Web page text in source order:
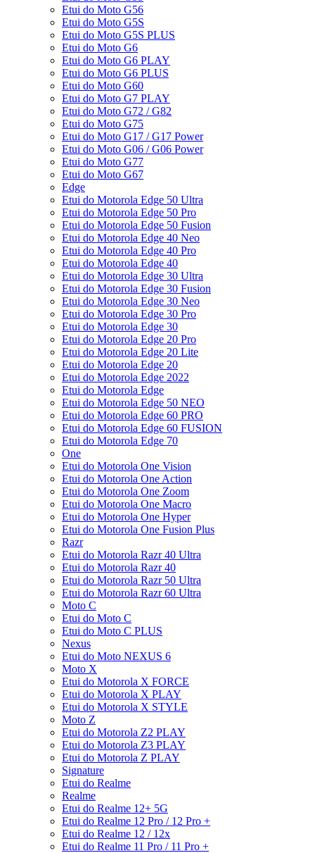
Etui do Moto G56
Etui do Moto G5S
Etui do Moto G5S PLUS
Etui do Moto G6
Etui do Moto G6 PLAY
Etui do Moto G6 PLUS
Etui do Moto G60
Etui do Moto G7 PLAY
Etui do Moto G72 / G82
Etui do Moto G75
Etui do Moto G17 / G17 Power
Etui do Moto G06 / G06 Power
Etui do Moto G77
Etui do Moto G67
Edge
Etui do Motorola Edge 50 Ultra
Etui do Motorola Edge 50 Pro
Etui do Motorola Edge 50 Fusion
Etui do Motorola Edge 40 Neo
Etui do Motorola Edge 40 Pro
Etui do Motorola Edge 40
Etui do Motorola Edge 30 Ultra
Etui do Motorola Edge 30 Fusion
Etui do Motorola Edge 30 Neo
Etui do Motorola Edge 30 Pro
Etui do Motorola Edge 30
Etui do Motorola Edge 20 Pro
Etui do Motorola Edge 20 Lite
Etui do Motorola Edge 20
Etui do Motorola Edge 2022
Etui do Motorola Edge
Etui do Motorola Edge 50 NEO
Etui do Motorola Edge 60 PRO
Etui do Motorola Edge 60 FUSION
Etui do Motorola Edge 70
One
Etui do Motorola One Vision
Etui do Motorola One Action
Etui do Motorola One Zoom
Etui do Motorola One Macro
Etui do Motorola One Hyper
Etui do Motorola One Fusion Plus
Razr
Etui do Motorola Razr 40 Ultra
Etui do Motorola Razr 40
Etui do Motorola Razr 50 Ultra
Etui do Motorola Razr 60 Ultra
Moto C
Etui do Moto C
Etui do Moto C PLUS
Nexus
Etui do Moto NEXUS 6
Moto X
Etui do Motorola X FORCE
Etui do Motorola X PLAY
Etui do Motorola X STYLE
Moto Z
Etui do Motorola Z2 PLAY
Etui do Motorola Z3 PLAY
Etui do Motorola Z PLAY
Signature
Etui do Realme
Realme
Etui do Realme 12+ 5G
Etui do Realme 12 Pro / 12 Pro +
Etui do Realme 12 / 12x
Etui do Realme 11 Pro / 11 Pro +